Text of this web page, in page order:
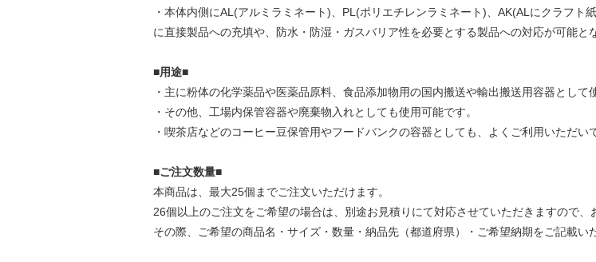
・本体内側にAL(アルミラミネート)、PL(ポリエチレンラミネート)、AK(ALにクラフ
に直接製品への充填や、防水・防湿・ガスバリア性を必要とする製品への対応が可能と
■用途■
・主に粉体の化学薬品や医薬品原料、食品添加物用の国内搬送や輸出搬送用容器として
・その他、工場内保管容器や廃棄物入れとしても使用可能です。
・喫茶店などのコーヒー豆保管用やフードバンクの容器としても、よくご利用いただい
■ご注文数量■
本商品は、最大25個までご注文いただけます。
26個以上のご注文をご希望の場合は、別途お見積りにて対応させていただきますので、
その際、ご希望の商品名・サイズ・数量・納品先（都道府県）・ご希望納期をご記載い